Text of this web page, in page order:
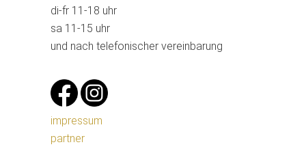
di-fr 11-18 uhr
sa 11-15 uhr
und nach telefonischer vereinbarung
impressum
partner